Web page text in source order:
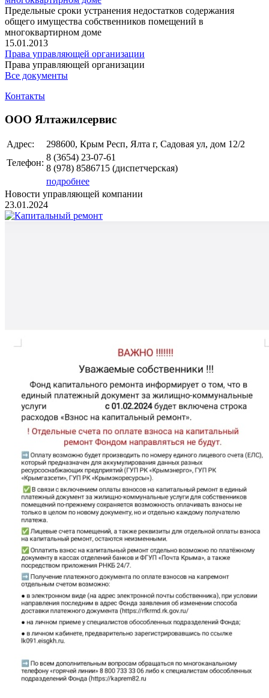
Предельные сроки устранения недостатков содержания
общего имущества собственников помещений в
многоквартирном доме
15.01.2013
Права управляющей организации
Права управляющей организации
Все документы
Контакты
ООО Ялтажилсервис
Адрес:
298600, Крым Респ, Ялта г, Садовая ул, дом 12/2
Телефон:
8 (3654) 23-07-61
8 (978) 8586715 (диспетчерская)
подробнее
Новости управляющей компании
23.01.2024